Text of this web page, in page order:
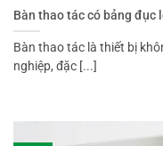
Bàn thao tác có bảng đục
Bàn thao tác là thiết bị
nghiệp, đặc [...]